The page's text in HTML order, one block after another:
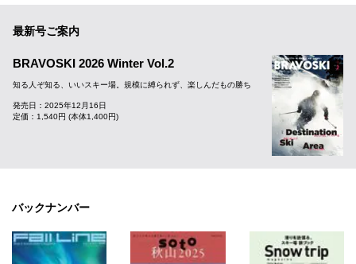
最新号ご案内
BRAVOSKI 2026 Winter Vol.2
知る人ぞ知る、いいスキー場。規模に縛られず、楽しんだもの勝ち
発売日：2025年12月16日
定価：1,540円 (本体1,400円)
バックナンバー